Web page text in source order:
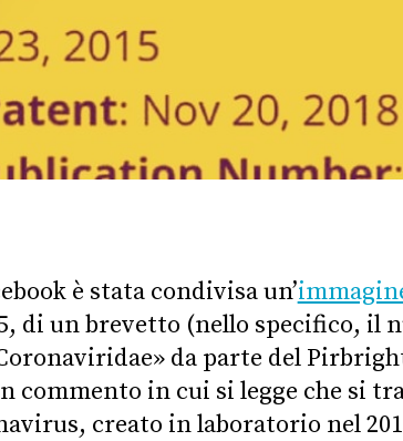
è stata condivisa un’
di un brevetto (nello specifico, il
da parte del
commento in cui si legge che si
creato in laboratorio nel